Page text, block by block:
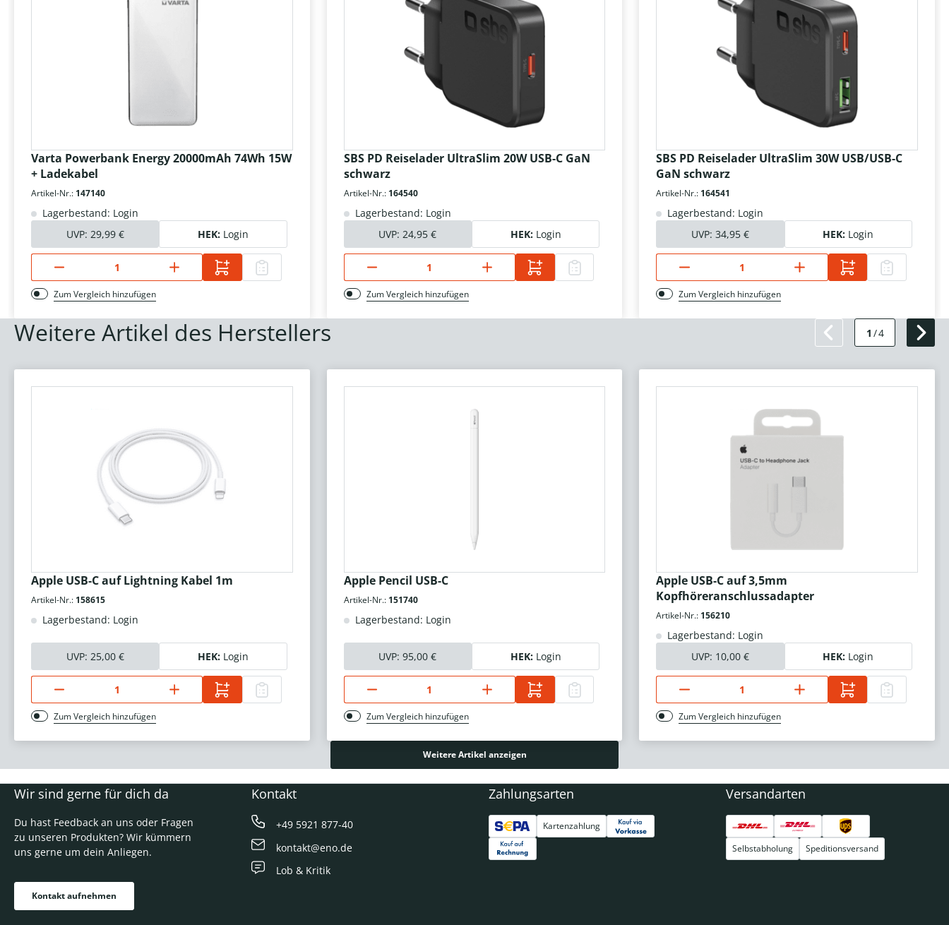
Varta Powerbank Energy 20000mAh 74Wh 15W
+ Ladekabel
Artikel-Nr.: 147140
Lagerbestand: Login
UVP: 29,99 € HEK: Login
Zum Vergleich hinzufügen
SBS PD Reiselader UltraSlim 20W USB-C GaN
schwarz
Artikel-Nr.: 164540
Lagerbestand: Login
UVP:24,95 € HEK: Login
Zum Vergleich hinzufügen
SBS PD Reiselader UltraSlim 30W USB/USB-C
GaN schwarz
Artikel-Nr.: 164541
Lagerbestand: Login
UVP: 34,95 € HEK: Login
Zum Vergleich hinzufügen
Weitere Artikel des Herstellers 1 /4
Apple USB-C auf Lightning Kabel 1m
Artikel-Nr.: 158615
Lagerbestand: Login
UVP: 25,00 € HEK: Login
Zum Vergleich hinzufügen
Apple Pencil USB-C
Artikel-Nr.: 151740
Lagerbestand: Login
UVP:95,00 € HEK: Login
Zum Vergleich hinzufügen
Apple USB-C auf 3,5mm
Kopfhöreranschlussadapter
Artikel-Nr.: 156210
Lagerbestand: Login
UVP: 10,00 € HEK: Login
Zum Vergleich hinzufügen
Weitere Artikel anzeigen
Wir sind gerne für dich da
Du hast Feedback an uns oder Fragen
zu unseren Produkten? Wir kümmern
uns gerne um dein Anliegen.
Kontakt aufnehmen
Kontakt
+49 5921 877-40
kontakt@eno.de
Lob & Kritik
Zahlungsarten
Kartenzahlung
Versandarten
Selbstabholung Speditionsversand